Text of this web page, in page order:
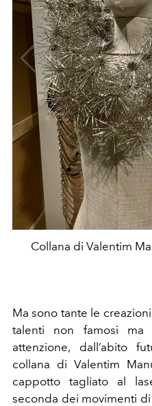
Collana di Valentim
Ma sono tante le
talenti non famosi ma
attenzione, dall’abito
collana di Valentim
cappotto tagliato al
seconda dei movimenti